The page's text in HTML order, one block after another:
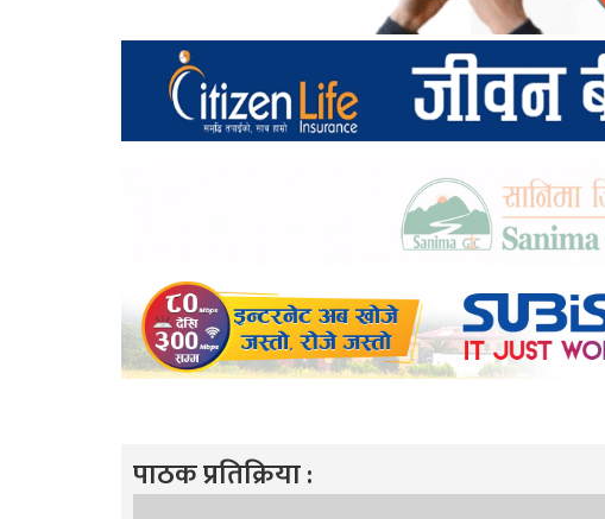
पाठक प्रतिक्रिया :